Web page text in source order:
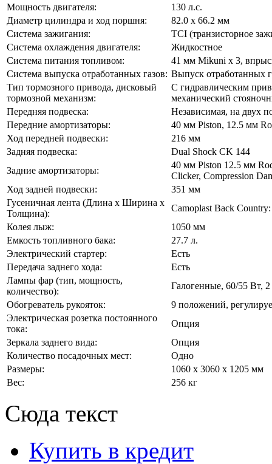
Мощность двигателя:
130 л.с.
Диаметр цилиндра и ход поршня:
82.0 x 66.2 мм
Система зажигания:
TCI (транзисторное
Система охлаждения двигателя:
Жидкостное
Система питания топливом:
41 мм Mikuni x 3,
Система выпуска отработанных газов: Выпуск отработанных
Тип тормозного привода, дисковый
тормозной механизм:
С гидравлическим
механический
Передняя подвеска:
Независимая, на двух
Передние амортизаторы:
40 мм Piston, 12.5 мм
Ход передней подвески:
216 мм
Задняя подвеска:
Dual Shock CK 144
Задние амортизаторы:
40 мм Piston 12.5 мм
Clicker, Compression
Ход задней подвески:
351 мм
Гусеничная лента (Длина х Ширина х
Толщина):
Camoplast Back
Колея лыж:
1050 мм
Емкость топливного бака:
27.7 л.
Электрический стартер:
Есть
Передача заднего хода:
Есть
Лампы фар (тип, мощность,
количество):
Галогенные, 60/55 Вт,
Обогреватель рукояток:
9 положений,
Электрическая розетка постоянного
тока:
Опция
Зеркала заднего вида:
Опция
Количество посадочных мест:
Одно
Размеры:
1060 х 3060 х 1205 мм
Вес:
256 кг
Сюда текст
Купить в кредит